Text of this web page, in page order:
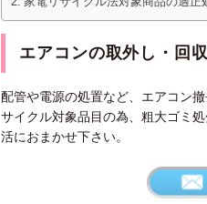
エアコンの取外し・回
配管や電源の処置など、エアコン
サイクル対象品目の為、粗大ゴミ
活におまかせ下さい。